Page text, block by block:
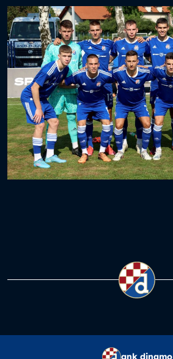
gnk dinamo